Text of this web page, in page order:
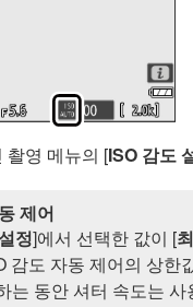
촬영 메뉴의 [ISO 감도
제어
정]에서 선택한 값이 [
감도 자동 제어의 상한
는 동안 셔터 속도는 사